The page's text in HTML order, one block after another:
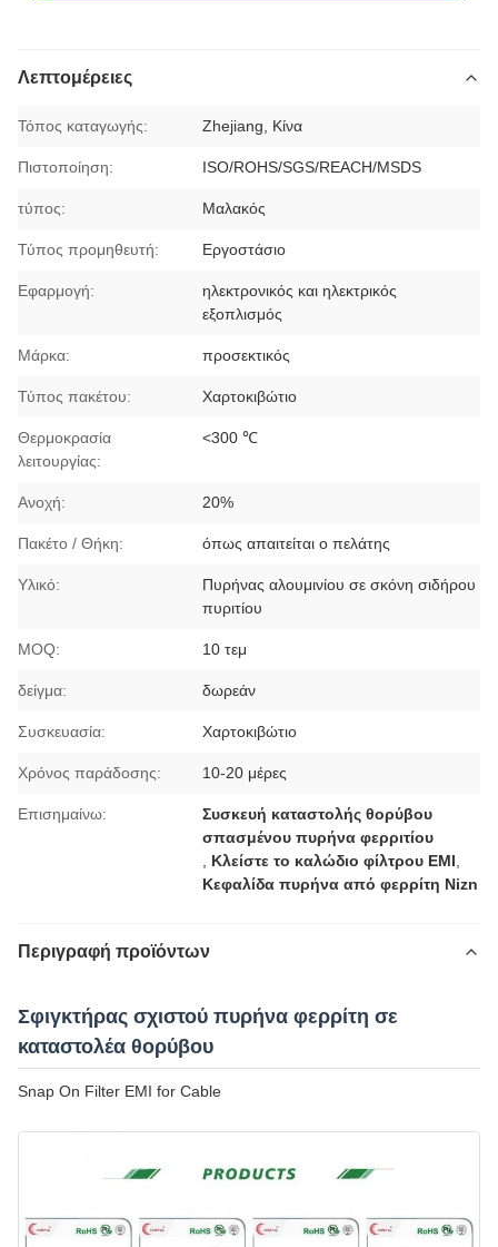
Λεπτομέρειες
Τόπος καταγωγής: Zhejiang, Κίνα
Πιστοποίηση: ISO/ROHS/SGS/REACH/MSDS
τύπος: Μαλακός
Τύπος προμηθευτή: Εργοστάσιο
Εφαρμογή:
ηλεκτρονικός και ηλεκτρικός
εξοπλισμός
Μάρκα: προσεκτικός
Τύπος πακέτου: Χαρτοκιβώτιο
Θερμοκρασία
λειτουργίας:
<300 ℃
Ανοχή: 20%
Πακέτο / Θήκη: όπως απαιτείται ο πελάτης
Υλικό:
Πυρήνας αλουμινίου σε σκόνη σιδήρου
πυριτίου
MOQ: 10 τεμ
δείγμα: δωρεάν
Συσκευασία: Χαρτοκιβώτιο
Χρόνος παράδοσης: 10-20 μέρες
Επισημαίνω:
Συσκευή καταστολής θορύβου
σπασμένου πυρήνα φερριτίου
Κλείστε το καλώδιο φίλτρου EMI
Κεφαλίδα πυρήνα από φερρίτη Nizn
Περιγραφή προϊόντων
Σφιγκτήρας σχιστού πυρήνα φερρίτη σε
καταστολέα θορύβου
Snap On Filter EMI for Cable